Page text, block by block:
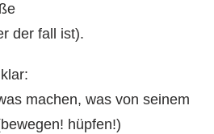
der fall ist).
machen, was von seinem
hüpfen!)